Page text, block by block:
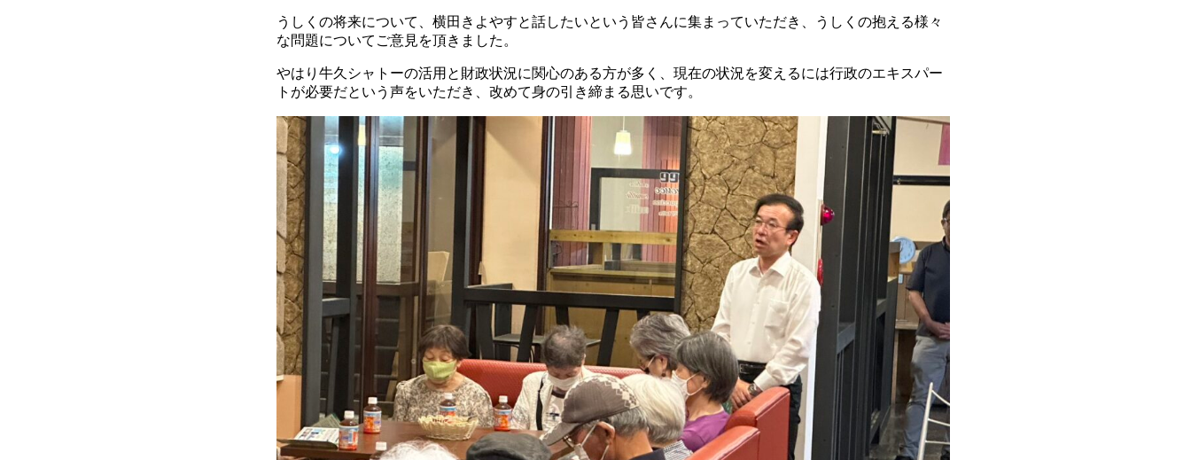
うしくの将来について、横田きよやすと話したいという皆さんに集まっていただき、うしくの抱える様々
な問題についてご意見を頂きました。
やはり牛久シャトーの活用と財政状況に関心のある方が多く、現在の状況を変えるには行政のエキスパー
トが必要だという声をいただき、改めて身の引き締まる思いです。